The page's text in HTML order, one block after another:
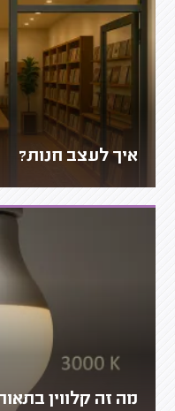
איך לעצב חנות?
מה זה קלווין